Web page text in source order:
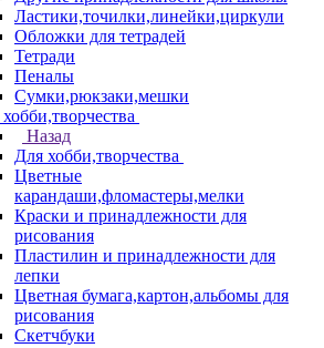
Ластики,точилки,линейки,циркули
Обложки для тетрадей
Тетради
Пеналы
Сумки,рюкзаки,мешки
Назад
Для хобби,творчества
Цветные
карандаши,фломастеры,мелки
Краски и принадлежности для
рисования
Пластилин и принадлежности для
лепки
Цветная бумага,картон,альбомы для
рисования
Скетчбуки